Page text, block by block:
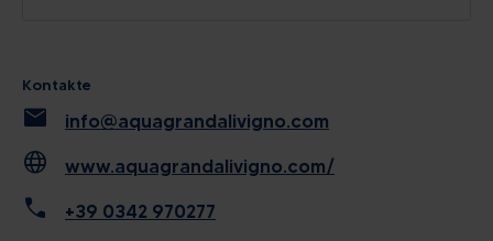
Kontakte
mail info@aquagrandalivigno.com
language www.aquagrandalivigno.com/
call
+39 0342 970277